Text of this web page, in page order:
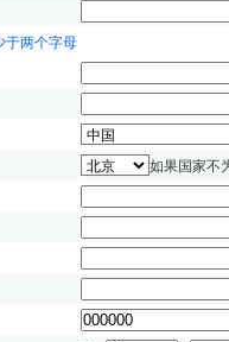
于两个字母
如果国家不